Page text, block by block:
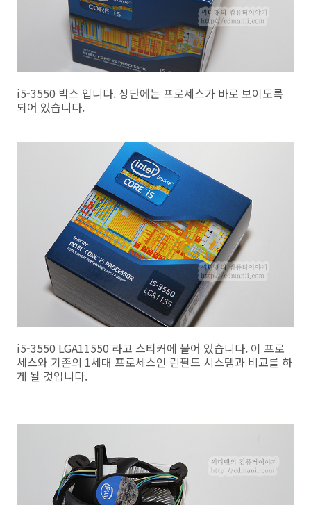
i5-3550 박스 입니다. 상단에는 프로세스가 바로 보이도록
되어 있습니다.
i5-3550 LGA11550 라고 스티커에 붙어 있습니다. 이 프로
세스와 기존의 1세대 프로세스인 린필드 시스템과 비교를 하
게 될 것입니다.